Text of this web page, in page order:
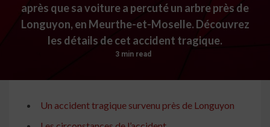
après que sa voiture a percuté un arbre près de
Longuyon, en Meurthe-et-Moselle. Découvrez
les détails de cet accident tragique.
3 min read
Un accident tragique survenu près de Longuyon